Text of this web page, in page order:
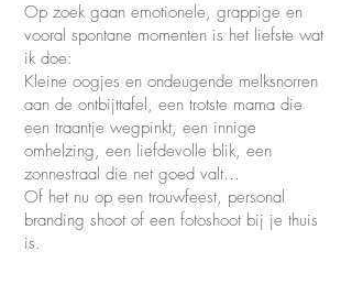
Op zoek gaan emotionele, grappige en
vooral spontane momenten is het liefste wat
ik doe:
Kleine oogjes en ondeugende melksnorren
aan de ontbijttafel, een trotste mama die
een traantje wegpinkt, een innige
omhelzing, een liefdevolle blik, een
zonnestraal die net goed valt…
Of het nu op een trouwfeest, personal
branding shoot of een fotoshoot bij je thuis
is.